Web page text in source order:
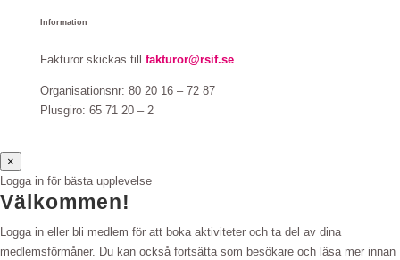
Information
Fakturor skickas till fakturor@rsif.se
Organisationsnr: 80 20 16 – 72 87
Plusgiro: 65 71 20 – 2
×
Logga in för bästa upplevelse
Välkommen!
Logga in eller bli medlem för att boka aktiviteter och ta del av dina
medlemsförmåner. Du kan också fortsätta som besökare och läsa mer innan